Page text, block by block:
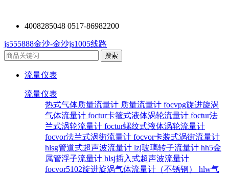
4008285048 0517-86982200
js555888金沙-金沙js1005线路
流量仪表
流量仪表
热式气体质量流量计 质量流量计 focvpg旋进旋涡
气体流量计 foctur卡箍式液体涡轮流量计 foctur法
兰式涡轮流量计 foctur螺纹式液体涡轮流量计
focvor法兰式涡街流量计 focvor卡装式涡街流量计
hlsg管道式超声波流量计 lzj玻璃转子流量计 hh5金
属管浮子流量计 hlsj插入式超声波流量计
focvor5102旋进旋涡气体流量计（不锈钢） hlw气